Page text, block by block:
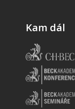
Kam dál